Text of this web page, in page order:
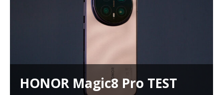
HONOR Magic8 Pro TEST